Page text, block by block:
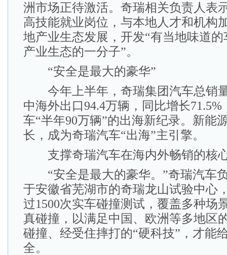
洲市场正待激活。奇瑞相关负责人表
高技能就业岗位，与本地人才和机构
地产业生态发展，开发“有当地味道的
产业生态的一分子”。
“安全是最大的豪华”
今年上半年，奇瑞集团汽车总销量
中海外出口94.4万辆，同比增长
车“半年90万辆”的出海新纪录。新能
长，成为奇瑞汽车“出海”主引擎。
支撑奇瑞汽车在海内外畅销的核
“安全是最大的豪华。”奇瑞汽车
于安徽省芜湖市的奇瑞龙山试验中心
过1500次实车碰撞测试，覆盖多种场
真碰撞，以满足中国、欧洲等多地区
碰撞、经受住摔打的“硬科技”，才能
全。